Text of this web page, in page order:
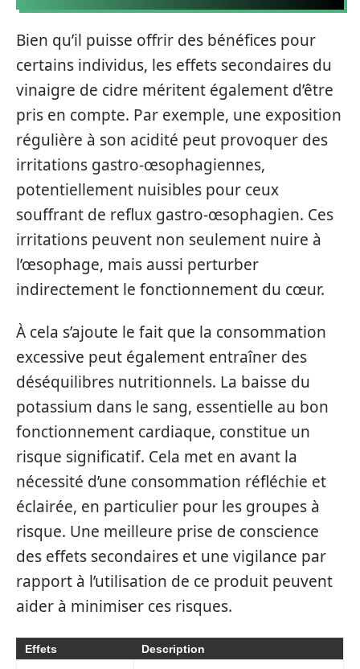
Bien qu’il puisse offrir des bénéfices pour
certains individus, les effets secondaires du
vinaigre de cidre méritent également d’être
pris en compte. Par exemple, une exposition
régulière à son acidité peut provoquer des
irritations gastro-œsophagiennes,
potentiellement nuisibles pour ceux
souffrant de reflux gastro-œsophagien. Ces
irritations peuvent non seulement nuire à
l’œsophage, mais aussi perturber
indirectement le fonctionnement du cœur.
À cela s’ajoute le fait que la consommation
excessive peut également entraîner des
déséquilibres nutritionnels. La baisse du
potassium dans le sang, essentielle au bon
fonctionnement cardiaque, constitue un
risque significatif. Cela met en avant la
nécessité d’une consommation réfléchie et
éclairée, en particulier pour les groupes à
risque. Une meilleure prise de conscience
des effets secondaires et une vigilance par
rapport à l’utilisation de ce produit peuvent
aider à minimiser ces risques.
Effets Description